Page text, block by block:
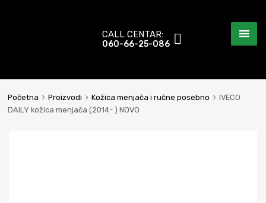
CALL CENTAR:
060-66-25-086
Početna Proizvodi Kožica menjača i ručne posebno
IVECO
DAILY kožica menjača (2014- ) NOVO